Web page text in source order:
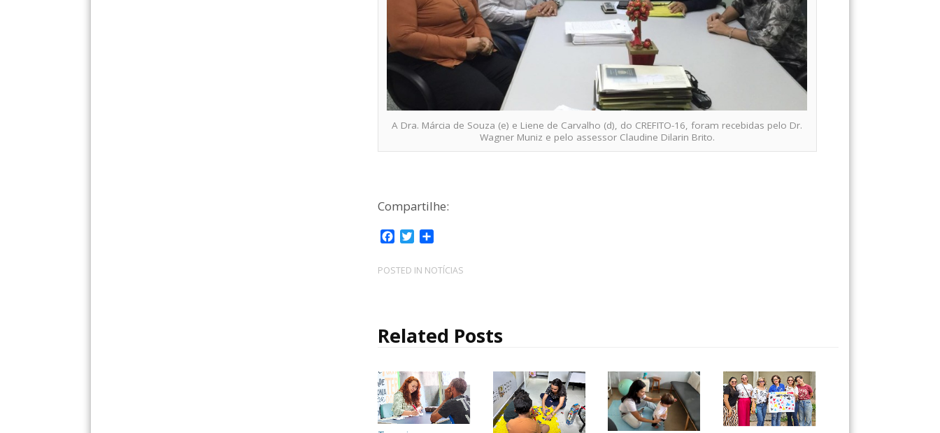
A Dra. Márcia de Souza (e) e Liene de Carvalho (d), do CREFITO-16, foram recebidas pelo Dr.
Wagner Muniz e pelo assessor Claudine Dilarin Brito.
Compartilhe:
c
e
k
i
t
m
p
i
a
r
POSTED IN NOTÍCIAS
Related Posts